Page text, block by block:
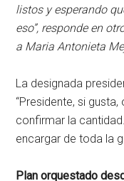
listos y esperando
eso”, responde en
a Maria Antonieta
La designada
“Presidente, si
confirmar la
encargar de toda la
Plan orquestado